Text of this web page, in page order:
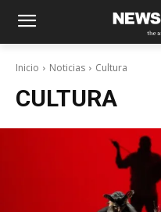
Inicio Noticias Cultura
CULTURA